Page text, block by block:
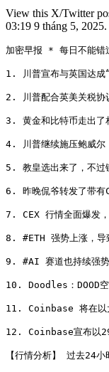
View this X/Twitter
03:19 9 tháng 5,
加密早报 * 每日不能
1. 川普宣布与英国达成
2. 川普配合英美关税协
3. 黄金和比特币走出了
4. 川普继续施压鲍威尔
5. 教皇选出来了，不过
6. 昨晚侃爷转发了带有
7. CEX 行情全面爆发
8. #ETH 强势上涨，导
9. #AI 赛道也持续强
10. Doodles：DOOD空
11. Coinbase 将在以
12. Coinbase宣布以
【行情分析】 过去24